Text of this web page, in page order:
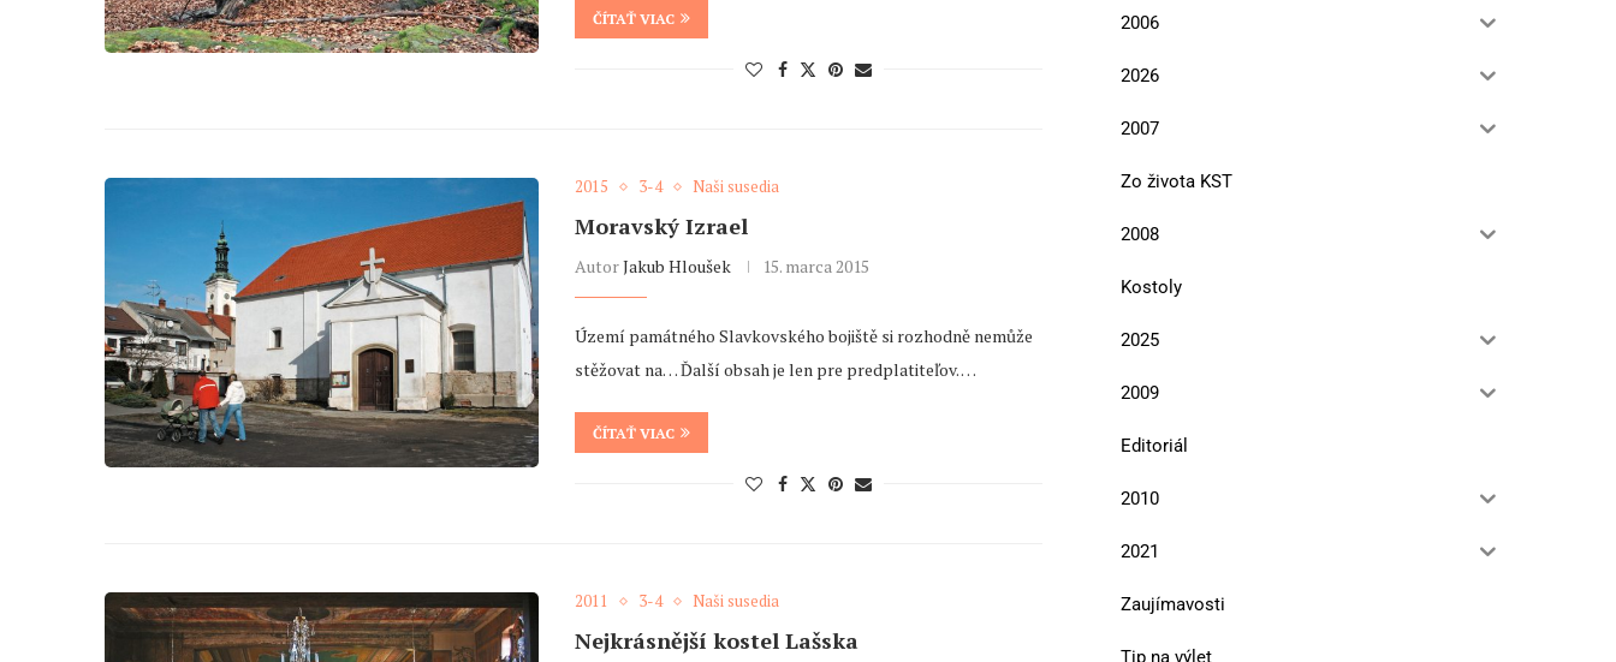
ČÍTAŤ VIAC
2015 3-4 Naši susedia
Moravský Izrael
AutorJakub Hloušek 15. marca 2015
Území památného Slavkovského bojiště si rozhodně nemůže
stěžovat na… Ďalší obsah je len pre predplatiteľov. …
ČÍTAŤ VIAC
2011 3-4 Naši susedia
Nejkrásnější kostel Lašska
2006
2026
2007
Zo života KST
2008
Kostoly
2025
2009
Editoriál
2010
2021
Zaujímavosti
Tip na výlet